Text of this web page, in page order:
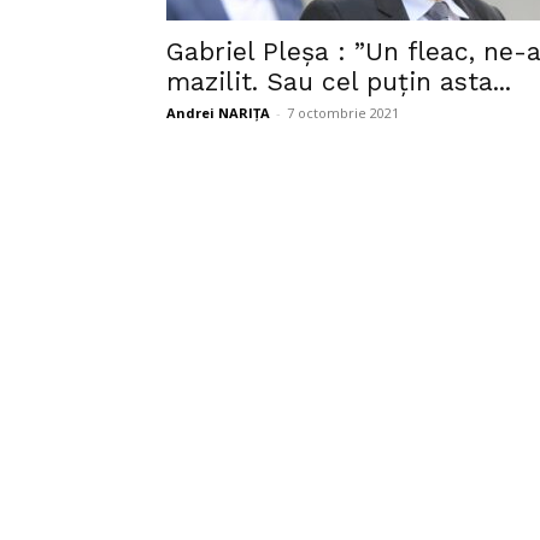
Gabriel Pleșa : ”Un fleac, ne-
mazilit. Sau cel puțin asta...
Andrei NARIȚA - 7 octombrie 2021